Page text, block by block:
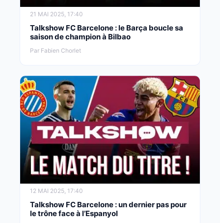
21 MAI 2025, 17:40
Talkshow FC Barcelone : le Barça boucle sa
saison de champion à Bilbao
Par Fabien Chorlet
12 MAI 2025, 17:40
Talkshow FC Barcelone : un dernier pas pour
le trône face à l’Espanyol